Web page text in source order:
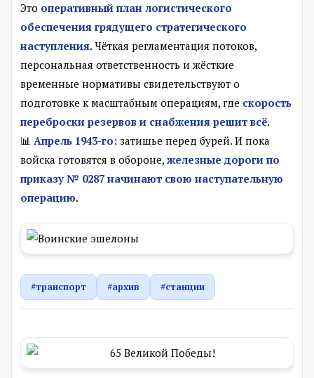
Это оперативный план логистического
обеспечения грядущего стратегического
наступления. Чёткая регламентация потоков,
персональная ответственность и жёсткие
временные нормативы свидетельствуют о
подготовке к масштабным операциям, где скорость
переброски резервов и снабжения решит всё.
📊 Апрель 1943-го: затишье перед бурей. И пока
войска готовятся в обороне, железные дороги по
приказу № 0287 начинают свою наступательную
операцию.
#транспорт #архив #станции